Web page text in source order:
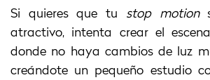
Si quieres que tu stop motion
atractivo, intenta crear el
donde no haya cambios de luz
creándote un pequeño estudio